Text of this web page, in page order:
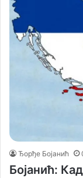
Ђорђе Бојанић
Бојанић: